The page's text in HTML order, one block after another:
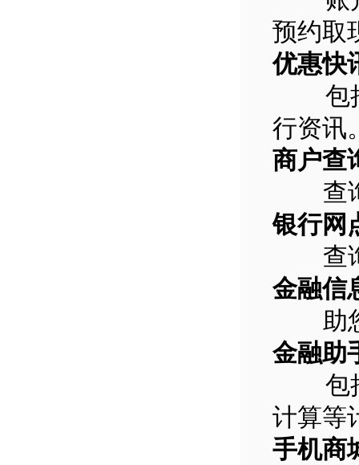
预约取
优惠快
包括
行资讯
商户查
查询
银行网
查询
金融信
助您
金融助
包括
计算等
手机商